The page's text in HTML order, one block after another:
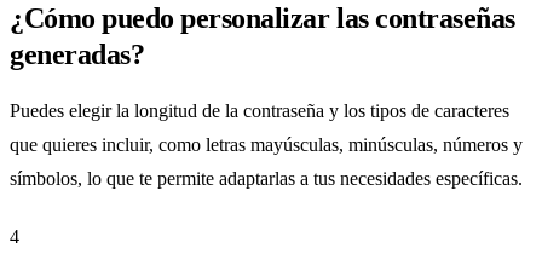
¿Cómo puedo personalizar las contraseñas
generadas?
Puedes elegir la longitud de la contraseña y los tipos de caracteres
que quieres incluir, como letras mayúsculas, minúsculas, números y
símbolos, lo que te permite adaptarlas a tus necesidades específicas.
4